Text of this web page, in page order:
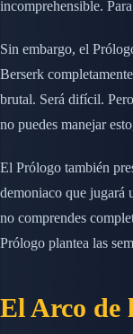
incomprehensible.
Sin embargo, el
Berserk
brutal. Será difícil.
no puedes manejar
El Prólogo también
demoniaco que jugará
no comprendes
Prólogo plantea las
El Arco de